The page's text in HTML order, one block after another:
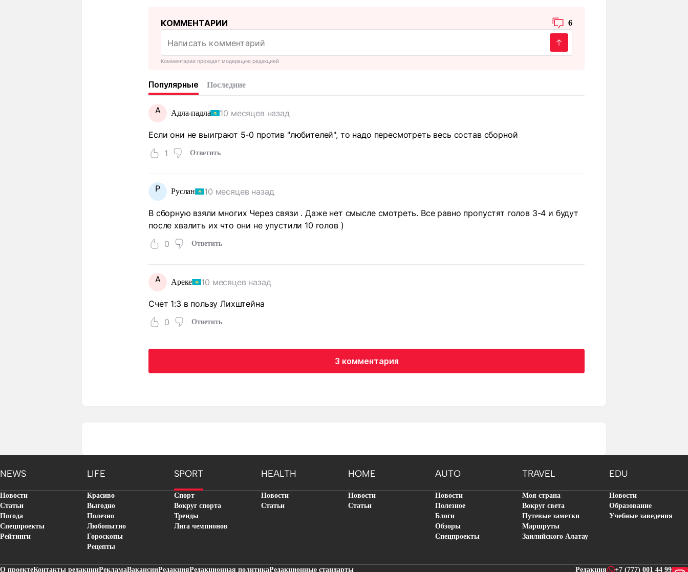
КОММЕНТАРИИ 6
Комментарии проходят модерацию редакцией
Популярные Последние
А Адла-падла 10 месяцев назад
Если они не выиграют 5-0 против "любителей", то надо пересмотреть весь состав сборной
1
Ответить
Р Руслан 10 месяцев назад
В сборную взяли многих Через связи . Даже нет смысле смотреть. Все равно пропустят голов 3-4 и будут
после хвалить их что они не упустили 10 голов )
0
Ответить
А Ареке 10 месяцев назад
Счет 1:3 в пользу Лихштейна
0
Ответить
3 комментария
NEWS LIFE SPORT HEALTH HOME AUTO TRAVEL EDU
Новости
Статьи
Погода
Спецпроекты
Рейтинги
Красиво
Выгодно
Полезно
Любопытно
Гороскопы
Рецепты
Спорт
Вокруг спорта
Тренды
Лига чемпионов
Новости
Статьи
Новости
Статьи
Новости
Полезное
Блоги
Обзоры
Спецпроекты
Моя страна
Вокруг света
Путевые заметки
Маршруты
Заилийского Алатау
Новости
Образование
Учебные заведения
О проектеКонтакты редакцииРекламаВакансииРедакцияРедакционная политикаРедакционные стандарты Редакция +7 (777) 001 44 99